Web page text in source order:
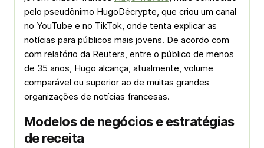
pelo pseudônimo HugoDécrypte, que criou um canal
no YouTube e no TikTok, onde tenta explicar as
notícias para públicos mais jovens. De acordo com
com relatório da Reuters, entre o público de menos
de 35 anos, Hugo alcança, atualmente, volume
comparável ou superior ao de muitas grandes
organizações de notícias francesas.
Modelos de negócios e estratégias
de receita